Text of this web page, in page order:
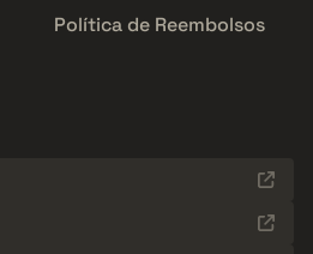
Política de Reembolsos